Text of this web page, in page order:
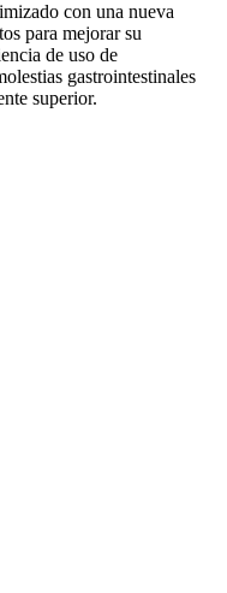
con una nueva
para mejorar su
de uso de
gastrointestinales
superior.